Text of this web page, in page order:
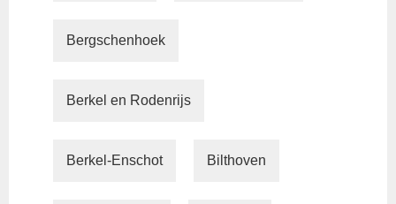
Bergschenhoek
Berkel en Rodenrijs
Berkel-Enschot Bilthoven